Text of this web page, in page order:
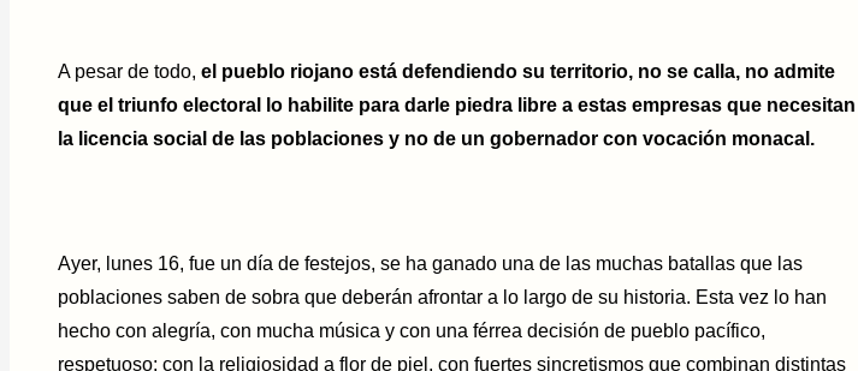
A pesar de todo, el pueblo riojano está defendiendo su territorio, no se calla, no admite
que el triunfo electoral lo habilite para darle piedra libre a estas empresas que necesitan
la licencia social de las poblaciones y no de un gobernador con vocación monacal.
Ayer, lunes 16, fue un día de festejos, se ha ganado una de las muchas batallas que las
poblaciones saben de sobra que deberán afrontar a lo largo de su historia. Esta vez lo han
hecho con alegría, con mucha música y con una férrea decisión de pueblo pacífico,
respetuoso; con la religiosidad a flor de piel, con fuertes sincretismos que combinan distintas